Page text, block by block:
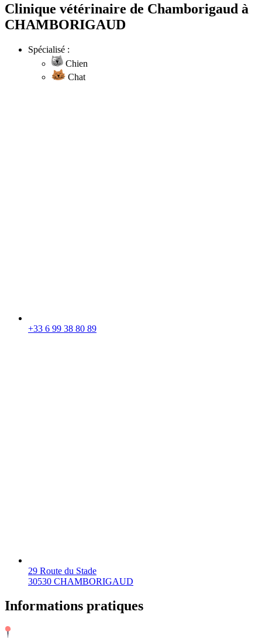
Clinique vétérinaire de Chamborigaud à
CHAMBORIGAUD
Spécialisé :
Chien
Chat
+33 6 99 38 80 89
29 Route du Stade
30530 CHAMBORIGAUD
Informations pratiques